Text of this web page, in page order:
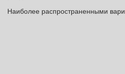
Наиболее распространенными